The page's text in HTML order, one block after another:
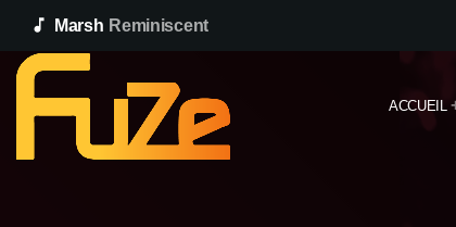
music_note Marsh Reminiscent
ACCUEIL